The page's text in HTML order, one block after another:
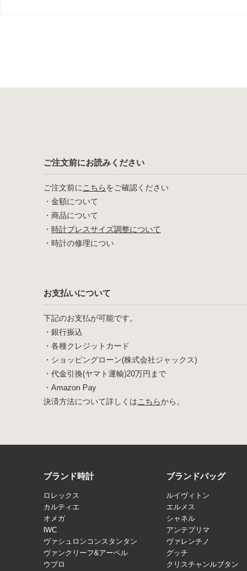
ご注文前にお読みください
ご注文前にこちら をご確認ください
・ 金額について
・ 商品について
・ 時計ブレスサイズ調整について
・ 時計の修理につい
お支払いについて
下記のお支払が可能です。
・銀行振込
・各種クレジットカード
・ショッピングローン(株式会社ジャックス)
・代金引換(ヤマト運輸)20万円まで
・Amazon Pay
決済方法について詳しくはこちらから。
ブランド時計
ロレックス
カルティエ
オメガ
IWC
ヴァシュロンコンスタンタン
ヴァンクリーフ&アーペル
ウブロ
ブランドバッグ
ルイヴィトン
エルメス
シャネル
アンテプリマ
ヴァレンチノ
グッチ
クリスチャンルブタン